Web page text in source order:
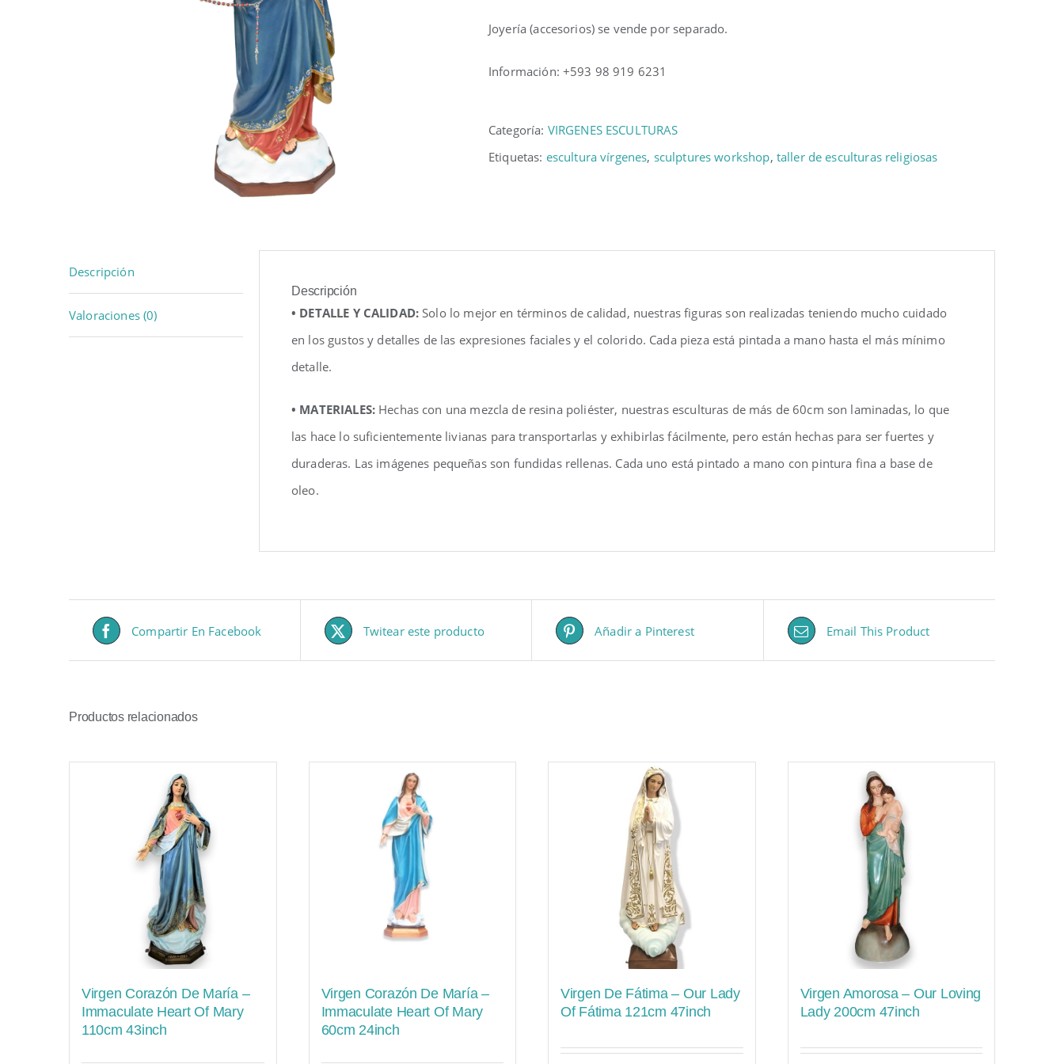
Joyería (accesorios) se vende por separado.
Información: +593 98 919 6231
Categoría: VIRGENES ESCULTURAS
Etiquetas: escultura vírgenes, sculptures workshop, taller de esculturas religiosas
Descripción
Valoraciones (0)
Descripción
• DETALLE Y CALIDAD: Solo lo mejor en términos de calidad, nuestras figuras son realizadas teniendo mucho cuidado
en los gustos y detalles de las expresiones faciales y el colorido. Cada pieza está pintada a mano hasta el más mínimo
detalle.
• MATERIALES:Hechas con una mezcla de resina poliéster, nuestras esculturas de más de 60cm son laminadas, lo que
las hace lo suficientemente livianas para transportarlas y exhibirlas fácilmente, pero están hechas para ser fuertes y
duraderas. Las imágenes pequeñas son fundidas rellenas. Cada uno está pintado a mano con pintura fina a base de
oleo.
Compartir En Facebook Twitear este producto Añadir a Pinterest Email This Product
Productos relacionados
Virgen Corazón De María –
Immaculate Heart Of Mary
110cm 43inch
Virgen Corazón De María –
Immaculate Heart Of Mary
60cm 24inch
Virgen De Fátima – Our Lady
Of Fátima 121cm 47inch
Virgen Amorosa – Our Loving
Lady 200cm 47inch